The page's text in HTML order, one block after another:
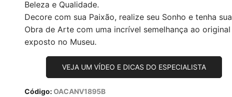
Beleza e Qualidade.
Decore com sua Paixão, realize seu Sonho e tenha sua
Obra de Arte com uma incrível semelhança ao original
exposto no Museu.
VEJA UM VÍDEO E DICAS DO ESPECIALISTA
Código:OACANV1895B